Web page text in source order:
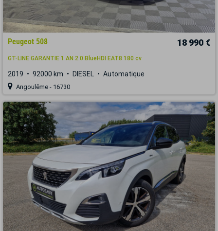
Peugeot 508 18 990 €
GT-LINE GARANTIE 1 AN 2.0 BlueHDI EAT8 180 cv
2019 92000 km DIESEL Automatique
Angoulême - 16730